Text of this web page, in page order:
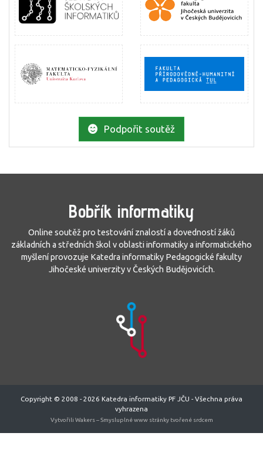
Podpořit soutěž
Bobřík informatiky
Online soutěž pro testování znalostí a dovedností žáků
základních a středních škol v oblasti informatiky a informatického
myšlení provozuje Katedra informatiky Pedagogické fakulty
Jihočeské univerzity v Českých Budějovicích.
Copyright © 2008 - 2026 Katedra informatiky PF JČU - Všechna práva
vyhrazena
Vytvořili Wakers–Smysluplné www stránky tvořené srdcem